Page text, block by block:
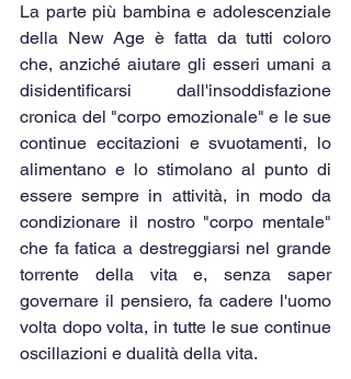
La parte più bambina e adolescenziale
della New Age è fatta da tutti coloro
che, anziché aiutare gli esseri umani a
disidentificarsi dall'insoddisfazione
cronica del "corpo emozionale" e le sue
continue eccitazioni e svuotamenti, lo
alimentano e lo stimolano al punto di
essere sempre in attività, in modo da
condizionare il nostro "corpo mentale"
che fa fatica a destreggiarsi nel grande
torrente della vita e, senza saper
governare il pensiero, fa cadere l'uomo
volta dopo volta, in tutte le sue continue
oscillazioni e dualità della vita.